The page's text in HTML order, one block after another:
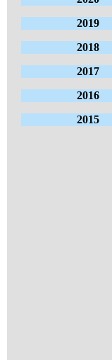
2019
2018
2017
2016
2015